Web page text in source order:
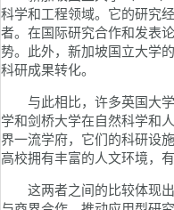
科学和工程领域。它的研究
者。在国际研究合作和发表
势。此外，新加坡国立大学
科研成果转化。
与此相比，许多英国大学
学和剑桥大学在自然科学和
界一流学府，它们的科研设
高校拥有丰富的人文环境，
这两者之间的比较体现出